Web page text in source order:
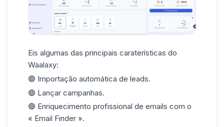
Eis algumas das principais caraterísticas do
Waalaxy:
🟣 Importação automática de leads.
🟣 Lançar campanhas.
🟣 Enriquecimento profissional de emails com o
« Email Finder ».